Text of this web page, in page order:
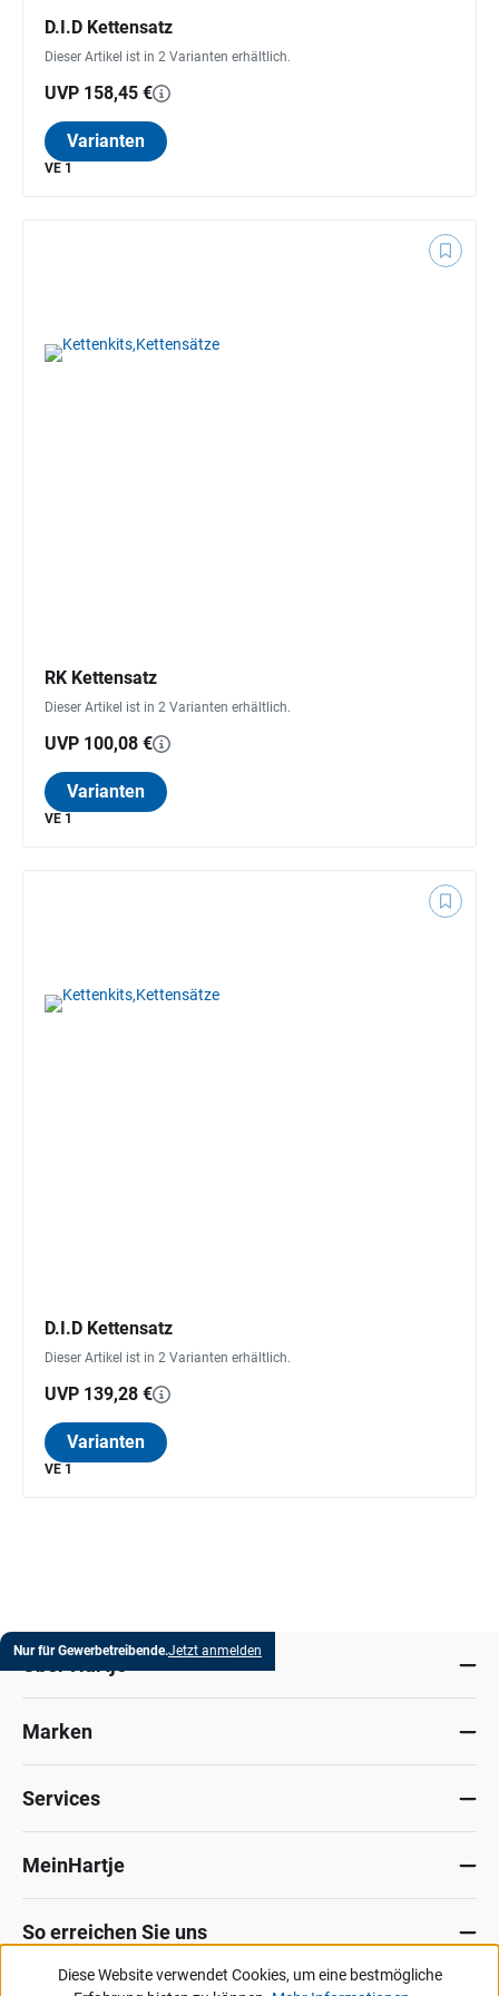
D.I.D Kettensatz
Dieser Artikel ist in 2 Varianten erhältlich.
UVP 158,45 €
Varianten
VE 1
RK Kettensatz
Dieser Artikel ist in 2 Varianten erhältlich.
UVP 100,08 €
Varianten
VE 1
D.I.D Kettensatz
Dieser Artikel ist in 2 Varianten erhältlich.
UVP 139,28 €
Varianten
VE 1
Nur für Gewerbetreibende.Jetzt anmelden
Marken
Services
MeinHartje
So erreichen Sie uns
Diese Website verwendet Cookies, um eine bestmögliche